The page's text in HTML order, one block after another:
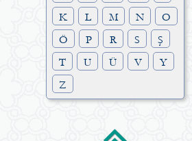
K
L M N
O
Ö
P R S
Ş
T
U Ü V
Y
Z